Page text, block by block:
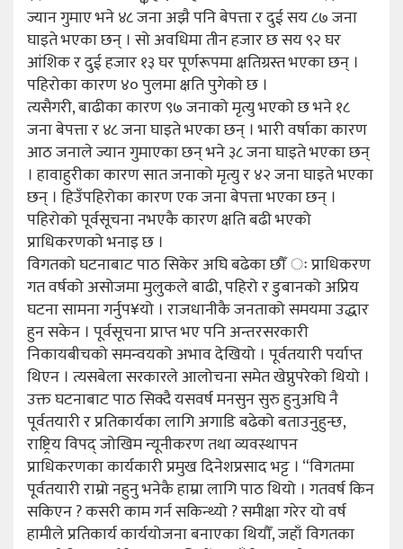
ज्यान गुमाए भने ४८ जना अझै पनि बेपत्ता र दुई सय ८७ जना
घाइते भएका छन् । सो अवधिमा तीन हजार छ सय ९२ घर
आंशिक र दुई हजार १३ घर पूर्णरूपमा क्षतिग्रस्त भएका छन् ।
पहिरोका कारण ४० पुलमा क्षति पुगेको छ ।
त्यसैगरी, बाढीका कारण ९७ जनाको मृत्यु भएको छ भने १८
जना बेपत्ता र ४८ जना घाइते भएका छन् । भारी वर्षाका कारण
आठ जनाले ज्यान गुमाएका छन् भने ३८ जना घाइते भएका छन्
। हावाहुरीका कारण सात जनाको मृत्यु र ४२ जना घाइते भएका
छन् । हिउँपहिरोका कारण एक जना बेपत्ता भएका छन् ।
पहिरोको पूर्वसूचना नभएकै कारण क्षति बढी भएको
प्राधिकरणको भनाइ छ ।
विगतको घटनाबाट पाठ सिकेर अघि बढेका छौँ ः प्राधिकरण
गत वर्षको असोजमा मुलुकले बाढी, पहिरो र डुबानको अप्रिय
घटना सामना गर्नुप¥यो । राजधानीकै जनताको समयमा उद्धार
हुन सकेन । पूर्वसूचना प्राप्त भए पनि अन्तरसरकारी
निकायबीचको समन्वयको अभाव देखियो । पूर्वतयारी पर्याप्त
थिएन । त्यसबेला सरकारले आलोचना समेत खेप्नुपरेको थियो ।
उक्त घटनाबाट पाठ सिक्दै यसवर्ष मनसुन सुरु हुनुअघि नै
पूर्वतयारी र प्रतिकार्यका लागि अगाडि बढेको बताउनुहुन्छ,
राष्ट्रिय विपद् जोखिम न्यूनीकरण तथा व्यवस्थापन
प्राधिकरणका कार्यकारी प्रमुख दिनेशप्रसाद भट्ट । “विगतमा
पूर्वतयारी राम्रो नहुनु भनेकै हाम्रा लागि पाठ थियो । गतवर्ष किन
सकिएन ? कसरी काम गर्न सकिन्थ्यो ? समीक्षा गरेर यो वर्ष
हामीले प्रतिकार्य कार्ययोजना बनाएका थियौँ, जहाँ विगतका